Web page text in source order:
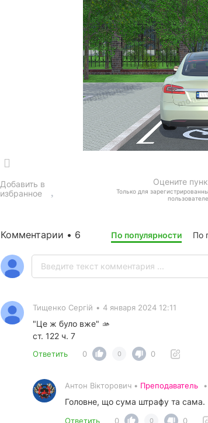
Оцените
Только для
Добавить в
избранное
Комментарии • 6 По популярности По
Тищенко Сергій • 4 января 2024 12:11
"Це ж було вже" 🫴
ст. 122 ч. 7
Ответить 0 0 0
Антон Вікторович • Преподаватель •
Головне, що сума штрафу та сама.
Ответить 0 0 0